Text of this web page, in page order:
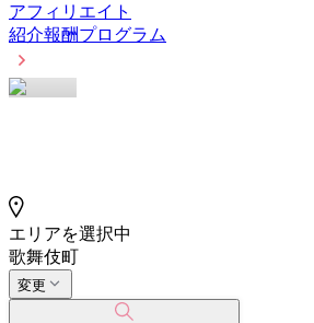
アフィリエイト
紹介報酬プログラム
エリアを選択中
歌舞伎町
変更